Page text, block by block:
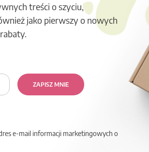
treści o szyciu,
jako pierwszy o nowych
ZAPISZ MNIE
e-mail informacji marketingowych o